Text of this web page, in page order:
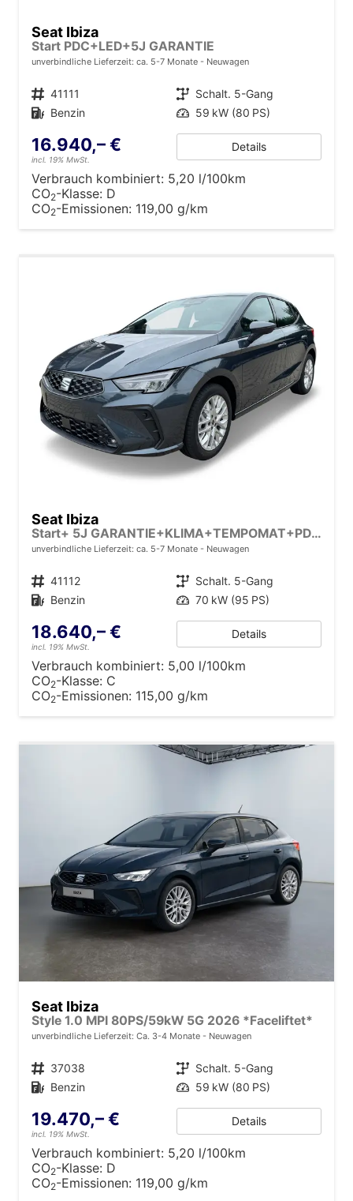
Seat Ibiza
Start PDC+LED+5J GARANTIE
unverbindliche Lieferzeit: ca. 5-7 Monate Neuwagen
Fahrzeugnr. 41111 Getriebe Schalt. 5-Gang
Kraftstoff Benzin Leistung 59 kW (80 PS)
16.940,– €
incl. 19% MwSt.
Details
Verbrauch kombiniert: 5,20 l/100km
CO2-Klasse: D
CO2-Emissionen: 119,00 g/km
Seat Ibiza
Start+ 5J GARANTIE+KLIMA+TEMPOMAT+PDC+LED+16" ALU
unverbindliche Lieferzeit: ca. 5-7 Monate Neuwagen
Fahrzeugnr. 41112 Getriebe Schalt. 5-Gang
Kraftstoff Benzin Leistung 70 kW (95 PS)
18.640,– €
incl. 19% MwSt.
Details
Verbrauch kombiniert: 5,00 l/100km
CO2-Klasse: C
CO2-Emissionen: 115,00 g/km
Seat Ibiza
Style 1.0 MPI 80PS/59kW 5G 2026 *Faceliftet*
unverbindliche Lieferzeit: Ca. 3-4 Monate Neuwagen
Fahrzeugnr. 37038 Getriebe Schalt. 5-Gang
Kraftstoff Benzin Leistung 59 kW (80 PS)
19.470,– €
incl. 19% MwSt.
Details
Verbrauch kombiniert: 5,20 l/100km
CO2-Klasse: D
CO2-Emissionen: 119,00 g/km